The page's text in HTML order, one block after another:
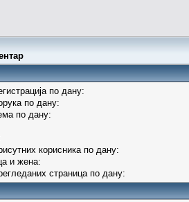
по дану:
по дану:
по дану:
корисника по дану:
и жена:
страница по дану: